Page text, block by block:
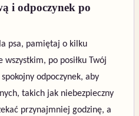
i odpoczynek po
psa, pamiętaj o kilku
wszystkim, po posiłku Twój
odpoczynek, aby
takich jak niebezpieczny
przynajmniej godzinę, a